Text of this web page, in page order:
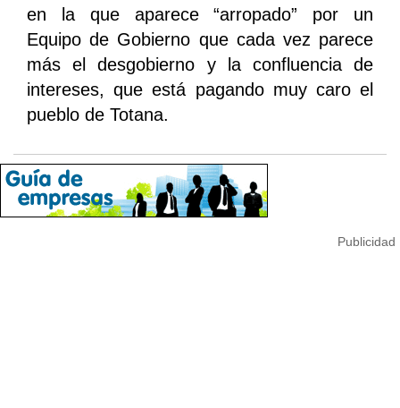
en la que aparece “arropado” por un
Equipo de Gobierno que cada vez parece
más el desgobierno y la confluencia de
intereses, que está pagando muy caro el
pueblo de Totana.